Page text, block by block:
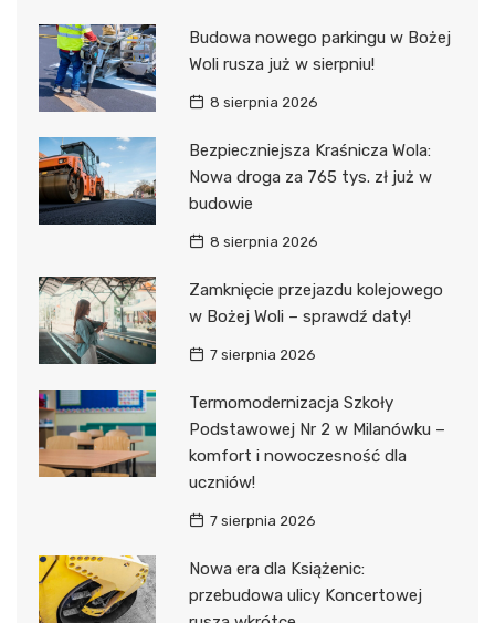
Budowa nowego parkingu w Bożej
Woli rusza już w sierpniu!
8 sierpnia 2026
Bezpieczniejsza Kraśnicza Wola:
Nowa droga za 765 tys. zł już w
budowie
8 sierpnia 2026
Zamknięcie przejazdu kolejowego
w Bożej Woli – sprawdź daty!
7 sierpnia 2026
Termomodernizacja Szkoły
Podstawowej Nr 2 w Milanówku –
komfort i nowoczesność dla
uczniów!
7 sierpnia 2026
Nowa era dla Książenic:
przebudowa ulicy Koncertowej